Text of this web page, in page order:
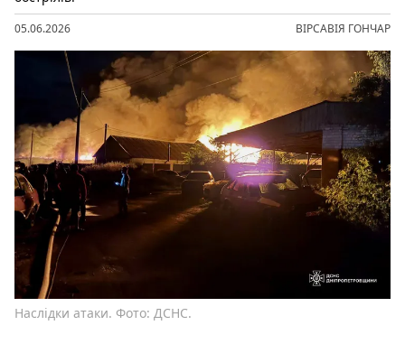
05.06.2026 ВІРСАВІЯ ГОНЧАР
Наслідки атаки. Фото: ДСНС.